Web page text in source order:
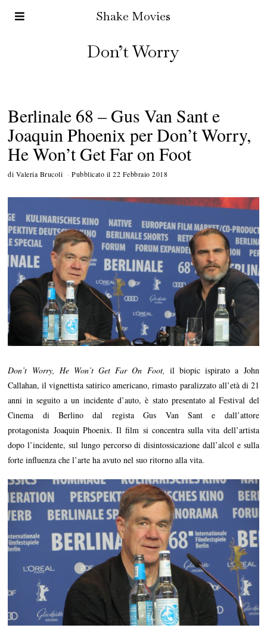
Shake Movies
Don’t Worry
Berlinale 68 – Gus Van Sant e
Joaquin Phoenix per Don’t Worry,
He Won’t Get Far on Foot
di Valeria Brucoli Pubblicato il 22 Febbraio 2018
a
z
o
2
0
Don’t Worry, He Won’t Get Far On Foot,
il biopic ispirato a John
Callahan, il vignettista satirico americano, rimasto paralizzato all’età di 21
anni in seguito a un incidente d’auto, è stato presentato al Festival del
Cinema di Berlino dal regista Gus Van Sant e dall’attore
protagonista Joaquin Phoenix. Il film si concentra sulla vita dell’artista
dopo l’incidente, sul lungo percorso di disintossicazione dall’alcol e sulla
forte influenza che l’arte ha avuto nel suo ritorno alla vita.